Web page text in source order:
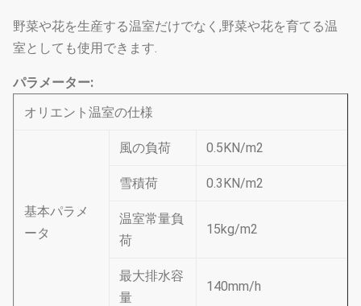
野菜や花を生産する温室だけでなく,野菜や花を育てる温
室としても使用できます.
パラメーター:
オリエント温室の仕様
基本パラメ
ータ
風の負荷 0.5KN/m2
雪積荷 0.3KN/m2
温室常量負
荷
15kg/m2
最大排水容
量
140mm/h